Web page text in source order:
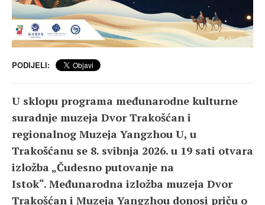
PODIJELI:
U sklopu programa međunarodne kulturne
suradnje muzeja Dvor Trakošćan i
regionalnog Muzeja Yangzhou U, u
Trakošćanu se 8. svibnja 2026. u 19 sati otvara
izložba „Čudesno putovanje na
Istok“. Međunarodna izložba muzeja Dvor
Trakošćan i Muzeja Yangzhou donosi priču o